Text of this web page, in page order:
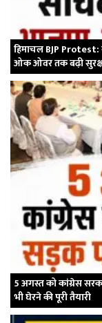
हिमाचल BJP
ओक ओवर तक बढ़ी
5 अगस्त को कांग्रेस
भी घेरने की पूरी तैयारी